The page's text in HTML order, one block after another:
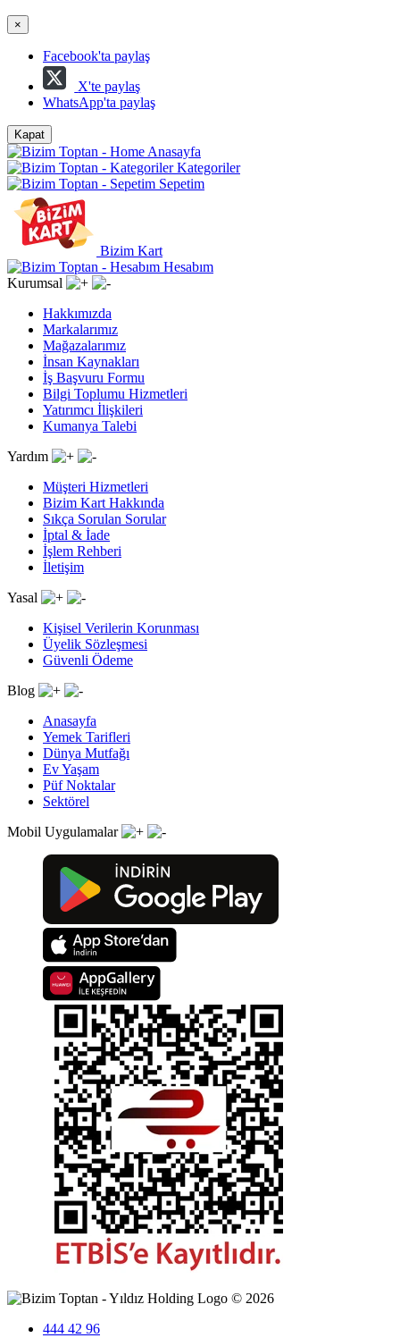
×
Facebook'ta paylaş
X'te paylaş
WhatsApp'ta paylaş
Kapat
Anasayfa
Kategoriler
Sepetim
Bizim Kart
Hesabım
Kurumsal
Hakkımızda
Markalarımız
Mağazalarımız
İnsan Kaynakları
İş Başvuru Formu
Bilgi Toplumu Hizmetleri
Yatırımcı İlişkileri
Kumanya Talebi
Yardım
Müşteri Hizmetleri
Bizim Kart Hakkında
Sıkça Sorulan Sorular
İptal & İade
İşlem Rehberi
İletişim
Yasal
Kişisel Verilerin Korunması
Üyelik Sözleşmesi
Güvenli Ödeme
Blog
Anasayfa
Yemek Tarifleri
Dünya Mutfağı
Ev Yaşam
Püf Noktalar
Sektörel
Mobil Uygulamalar
© 2026
444 42 96